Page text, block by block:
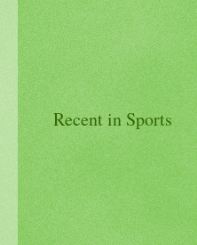
Recent in Sports